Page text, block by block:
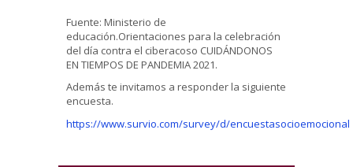
Fuente: Ministerio de
educación.Orientaciones para la celebración
del día contra el ciberacoso CUIDÁNDONOS
EN TIEMPOS DE PANDEMIA 2021.
Además te invitamos a responder la siguiente
encuesta.
https://www.survio.com/survey/d/encuestasocioemocional